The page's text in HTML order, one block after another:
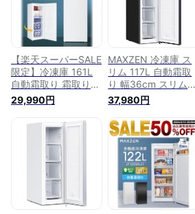
ト 白 MAXZEN マク
スゼン JF274HM01
エクプラ特選
キッチン家電 アラー
ム機能 ホワイト 白
MAXZEN マクスゼン
JF274HM01 エクプ
ラ特選
【楽天スーパーSALE
限定】冷凍庫 161L
自動霜取り 霜取り不
要 ファン式 家庭用
大容量 右開き ノン
フロン フリーザー
ストッカー 冷凍 ス
リム 冷凍食品 スト
ック キッチン家電
ホワイト MAXZEN
マクスゼン
JF161HM01WH レビ
ューCP1000
29,990円
MAXZEN 冷凍庫 ス
リム 117L 自動霜取
り 幅36cm スリム冷
凍庫 霜取り不要 フ
ァン式 家庭用 大容
量 右開き ノンフロ
ン フリーザー スト
ッカー コンパクト
冷凍 スリム 冷凍食
品 ブラック マクス
ゼン JF117HD01
37,980円